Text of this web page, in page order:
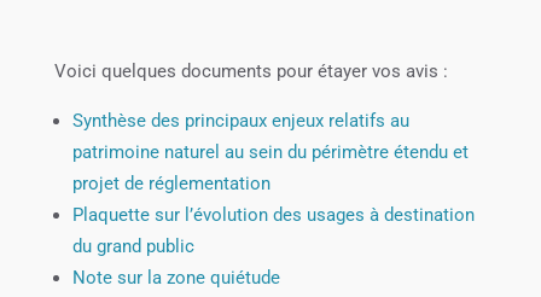
Voici quelques documents pour étayer vos avis :
Synthèse des principaux enjeux relatifs au
patrimoine naturel au sein du périmètre étendu et
projet de réglementation
Plaquette sur l’évolution des usages à destination
du grand public
Note sur la zone quiétude